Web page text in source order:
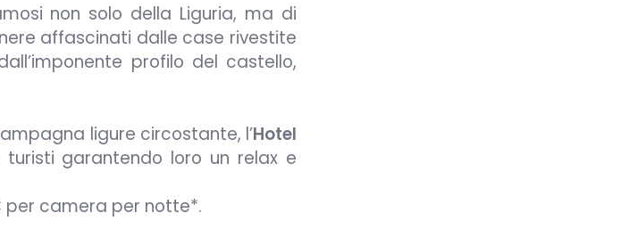
non solo della Liguria, ma di
affascinati dalle case rivestite
profilo del castello,
ligure circostante, l’Hotel
garantendo loro un relax e
per camera per notte*.